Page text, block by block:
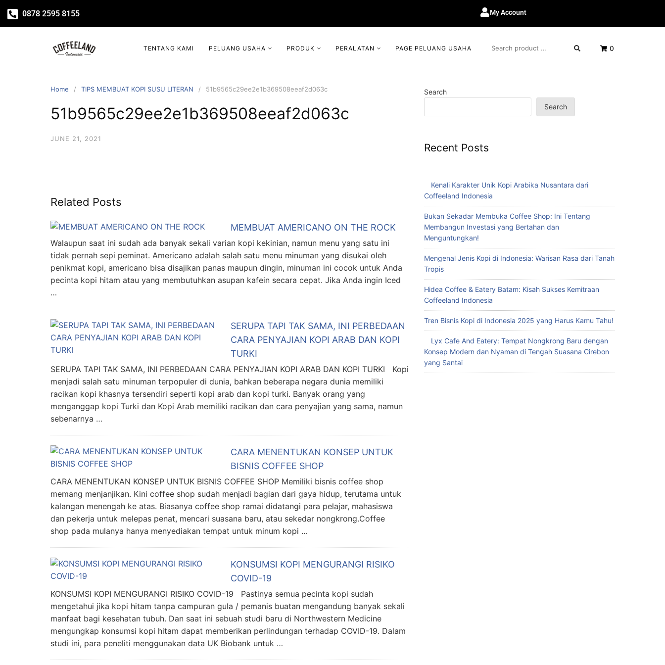
0878 2595 8155 My Account
0
TENTANG KAMI PELUANG USAHA PRODUK PERALATAN PAGE PELUANG USAHA
Home TIPS MEMBUAT KOPI SUSU LITERAN 51b9565c29ee2e1b369508eeaf2d063c
51b9565c29ee2e1b369508eeaf2d063c
JUNE 21, 2021
Related Posts
MEMBUAT AMERICANO ON THE ROCK
Walaupun saat ini sudah ada banyak sekali varian kopi kekinian, namun menu yang satu ini
tidak pernah sepi peminat. Americano adalah salah satu menu minuman yang disukai oleh
penikmat kopi, americano bisa disajikan panas maupun dingin, minuman ini cocok untuk Anda
pecinta kopi hitam atau yang membutuhkan asupan kafein secara cepat. Jika Anda ingin Iced
…
SERUPA TAPI TAK SAMA, INI PERBEDAAN
CARA PENYAJIAN KOPI ARAB DAN KOPI
TURKI
SERUPA TAPI TAK SAMA, INI PERBEDAAN CARA PENYAJIAN KOPI ARAB DAN KOPI TURKI Kopi
menjadi salah satu minuman terpopuler di dunia, bahkan beberapa negara dunia memiliki
racikan kopi khasnya tersendiri seperti kopi arab dan kopi turki. Banyak orang yang
menganggap kopi Turki dan Kopi Arab memiliki racikan dan cara penyajian yang sama, namun
sebenarnya …
CARA MENENTUKAN KONSEP UNTUK
BISNIS COFFEE SHOP
CARA MENENTUKAN KONSEP UNTUK BISNIS COFFEE SHOP Memiliki bisnis coffee shop
memang menjanjikan. Kini coffee shop sudah menjadi bagian dari gaya hidup, terutama untuk
kalangan menengah ke atas. Biasanya coffee shop ramai didatangi para pelajar, mahasiswa
dan pekerja untuk melepas penat, mencari suasana baru, atau sekedar nongkrong.Coffee
shop pada mulanya hanya menyediakan tempat untuk minum kopi …
KONSUMSI KOPI MENGURANGI RISIKO
COVID-19
KONSUMSI KOPI MENGURANGI RISIKO COVID-19 Pastinya semua pecinta kopi sudah
mengetahui jika kopi hitam tanpa campuran gula / pemanis buatan mengandung banyak sekali
manfaat bagi kesehatan tubuh. Dan saat ini sebuah studi baru di Northwestern Medicine
mengungkap konsumsi kopi hitam dapat memberikan perlindungan terhadap COVID-19. Dalam
studi ini, para peneliti menggunakan data UK Biobank untuk …
Search
Search
Recent Posts
Kenali Karakter Unik Kopi Arabika Nusantara dari
Coffeeland Indonesia
Bukan Sekadar Membuka Coffee Shop: Ini Tentang
Membangun Investasi yang Bertahan dan
Menguntungkan!
Mengenal Jenis Kopi di Indonesia: Warisan Rasa dari Tanah
Tropis
Hidea Coffee & Eatery Batam: Kisah Sukses Kemitraan
Coffeeland Indonesia
Tren Bisnis Kopi di Indonesia 2025 yang Harus Kamu Tahu!
Lyx Cafe And Eatery: Tempat Nongkrong Baru dengan
Konsep Modern dan Nyaman di Tengah Suasana Cirebon
yang Santai